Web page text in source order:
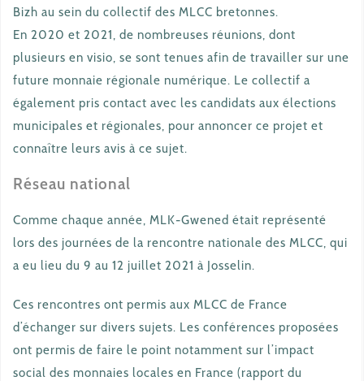
Bizh au sein du collectif des MLCC bretonnes.
En 2020 et 2021, de nombreuses réunions, dont
plusieurs en visio, se sont tenues afin de travailler sur une
future monnaie régionale numérique. Le collectif a
également pris contact avec les candidats aux élections
municipales et régionales, pour annoncer ce projet et
connaître leurs avis à ce sujet.
Réseau national
Comme chaque année, MLK-Gwened était représenté
lors des journées de la rencontre nationale des MLCC, qui
a eu lieu du 9 au 12 juillet 2021 à Josselin.
Ces rencontres ont permis aux MLCC de France
d’échanger sur divers sujets. Les conférences proposées
ont permis de faire le point notamment sur l’impact
social des monnaies locales en France (rapport du